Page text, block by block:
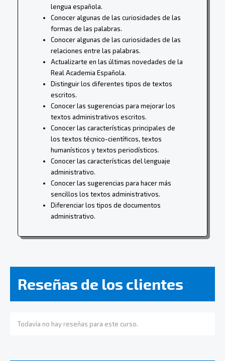
lengua española.
Conocer algunas de las curiosidades de las
formas de las palabras.
Conocer algunas de las curiosidades de las
relaciones entre las palabras.
Actualizarte en las últimas novedades de la
Real Academia Española.
Distinguir los diferentes tipos de textos
escritos.
Conocer las sugerencias para mejorar los
textos administrativos escritos.
Conocer las características principales de
los textos técnico-científicos, textos
humanísticos y textos periodísticos.
Conocer las características del lenguaje
administrativo.
Conocer las sugerencias para hacer más
sencillos los textos administrativos.
Diferenciar los tipos de documentos
administrativo.
Reseñas de los clientes
Todavía no hay reseñas para este curso.